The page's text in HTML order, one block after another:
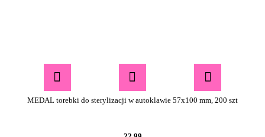
MEDAL torebki do sterylizacji w autoklawie 57x100 mm, 200 szt